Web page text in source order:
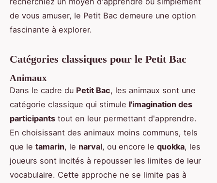
de vous amuser, le Petit Bac demeure une option
fascinante à explorer.
Catégories classiques pour le Petit Bac
Animaux
Dans le cadre du Petit Bac, les animaux sont une
catégorie classique qui stimule l'imagination des
participants tout en leur permettant d'apprendre.
En choisissant des animaux moins communs, tels
que le tamarin, le narval, ou encore le quokka, les
joueurs sont incités à repousser les limites de leur
vocabulaire. Cette approche ne se limite pas à